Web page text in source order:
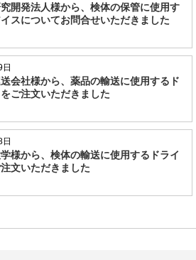
開発法人様から、検体の保管に使用す
スについてお問合せいただきました
会社様から、薬品の輸送に使用するド
ご注文いただきました
様から、検体の輸送に使用するドライ
文いただきました